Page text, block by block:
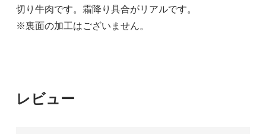
切り牛肉です。霜降り具合がリアルです。
※裏面の加工はございません。
レビュー